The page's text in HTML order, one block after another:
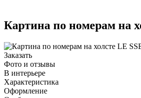
Картина по номерам на
Заказать
Фото и отзывы
В интерьере
Характеристика
Оформление